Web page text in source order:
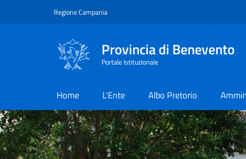
Regione Campania
Provincia di Benevento
Portale Istituzionale
Home L'Ente Albo Pretorio
Provincia di Benevento